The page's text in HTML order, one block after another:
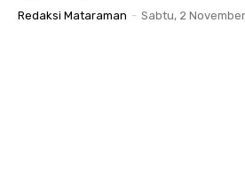
Redaksi Mataraman - Sabtu, 2